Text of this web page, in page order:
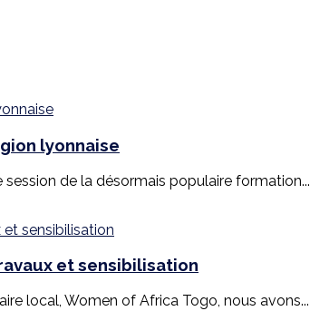
lyonnaise
de la désormais populaire formation...
et sensibilisation
local, Women of Africa Togo, nous avons...